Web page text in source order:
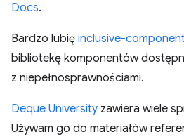
Docs.
Bardzo lubię inclusive-
bibliotekę komponentów
z niepełnosprawnościami.
Deque University zawiera wiele
Używam go do materiałów